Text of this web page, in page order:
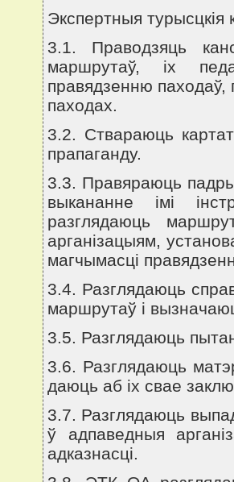
Экспертныя турысцкiя
3.1. Праводзяць
маршрутаў, iх
правядзенню паходаў,
паходах.
3.2. Ствараюць
прапаганду.
3.3. Правяраюць
выкананне iмi
разглядаюць
арганiзацыям,
магчымасцi
3.4. Разглядаюць
маршрутаў i
3.5. Разглядаюць
3.6. Разглядаюць
даюць аб iх свае
3.7. Разглядаюць
ў адпаведныя
адказнасцi.